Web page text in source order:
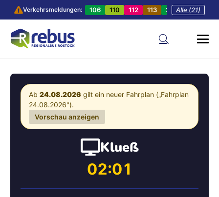
Verkehrsmeldungen: 106 110 112 113 201 202
Alle (21)
Ab 24.08.2026 gilt ein neuer Fahrplan („Fahrplan
24.08.2026").
Vorschau anzeigen
Klueß
02:01